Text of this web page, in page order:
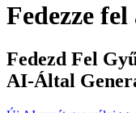
Fedezze
Fedezd Fel
AI-Által